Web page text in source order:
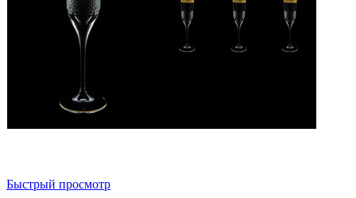
Быстрый просмотр